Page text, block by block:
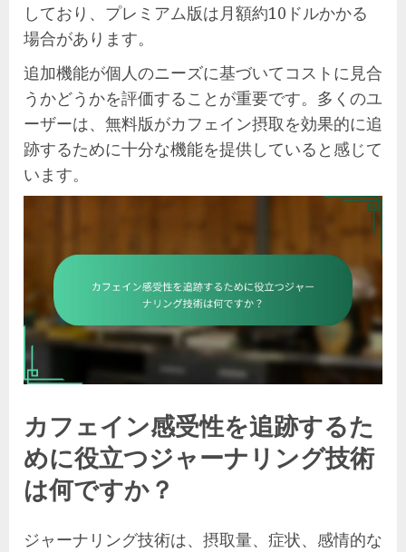
しており、プレミアム版は月額約10ドルかかる
場合があります。
追加機能が個人のニーズに基づいてコストに見合
うかどうかを評価することが重要です。多くのユ
ーザーは、無料版がカフェイン摂取を効果的に追
跡するために十分な機能を提供していると感じて
います。
カフェイン感受性を追跡するた
めに役立つジャーナリング技術
は何ですか？
ジャーナリング技術は、摂取量、症状、感情的な